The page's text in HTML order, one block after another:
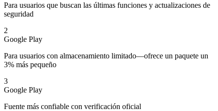
Para usuarios que buscan las últimas funciones y actualizaciones de
seguridad
2
Google Play
Para usuarios con almacenamiento limitado—ofrece un paquete un
3% más pequeño
3
Google Play
Fuente más confiable con verificación oficial